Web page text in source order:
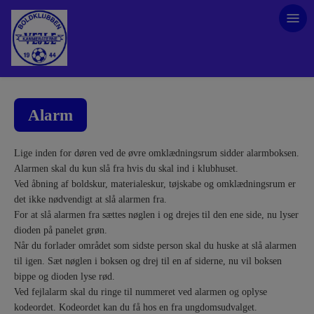
Alarm
Lige inden for døren ved de øvre omklædningsrum sidder alarmboksen.
Alarmen skal du kun slå fra hvis du skal ind i klubhuset.
Ved åbning af boldskur, materialeskur, tøjskabe og omklædningsrum er
det ikke nødvendigt at slå alarmen fra.
For at slå alarmen fra sættes nøglen i og drejes til den ene side, nu lyser
dioden på panelet grøn.
Når du forlader området som sidste person skal du huske at slå alarmen
til igen. Sæt nøglen i boksen og drej til en af siderne, nu vil boksen
bippe og dioden lyse rød.
Ved fejlalarm skal du ringe til nummeret ved alarmen og oplyse
kodeordet. Kodeordet kan du få hos en fra ungdomsudvalget.